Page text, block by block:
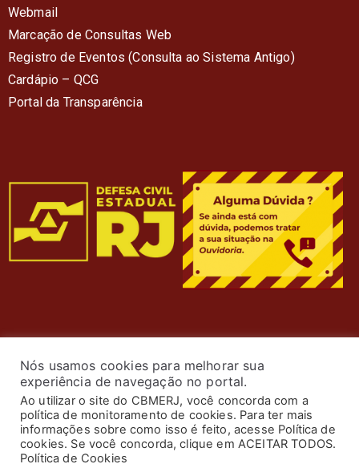
Webmail
Marcação de Consultas Web
Registro de Eventos (Consulta ao Sistema Antigo)
Cardápio – QCG
Portal da Transparência
© 2024 Corpo de Bombeiros Militar do Estado do Rio de
Nós usamos cookies para melhorar sua
experiência de navegação no portal.
Ao utilizar o site do CBMERJ, você concorda com a
política de monitoramento de cookies. Para ter mais
informações sobre como isso é feito, acesse Política de
cookies. Se você concorda, clique em ACEITAR TODOS.
Política de Cookies